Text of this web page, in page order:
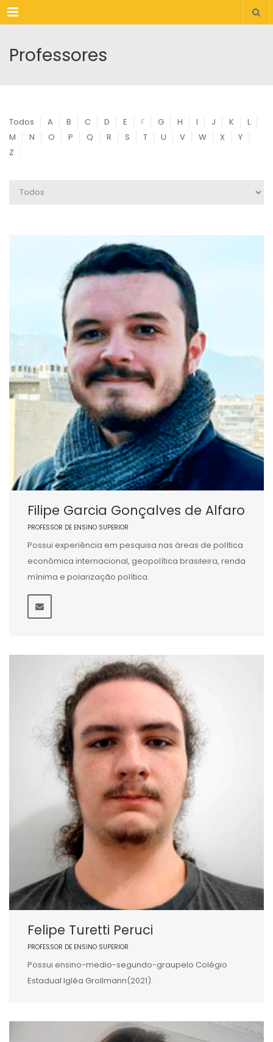
Menu
Professores
Todos A B C D E F G H I J K
L
M
N O P Q R S T U V W X
Y
Z
Filipe Garcia Gonçalves de Alfaro
PROFESSOR DE ENSINO SUPERIOR
Possui experiência em pesquisa nas áreas de política
econômica internacional, geopolítica brasileira, renda
mínima e polarização política.
Felipe Turetti Peruci
PROFESSOR DE ENSINO SUPERIOR
Possui ensino-medio-segundo-graupelo Colégio
Estadual Igléa Grollmann(2021).